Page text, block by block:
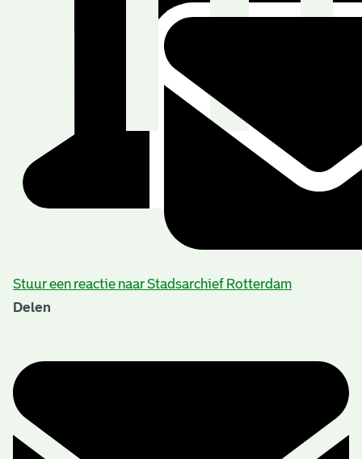
Stuur een reactie naar Stadsarchief Rotterdam
Delen